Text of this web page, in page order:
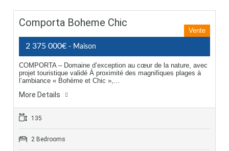
Comporta Boheme Chic
Vente
2 375 000€ - Maison
COMPORTA – Domaine d’exception au cœur de la nature, avec
projet touristique validé À proximité des magnifiques plages à
l’ambiance « Bohème et Chic »,…
More Details
135
2 Bedrooms